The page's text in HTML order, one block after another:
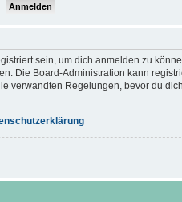
sein, um dich anmelden zu
Die Board-Administration kann
verwandten Regelungen, bevor du